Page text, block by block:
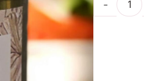
-
Dina
količina